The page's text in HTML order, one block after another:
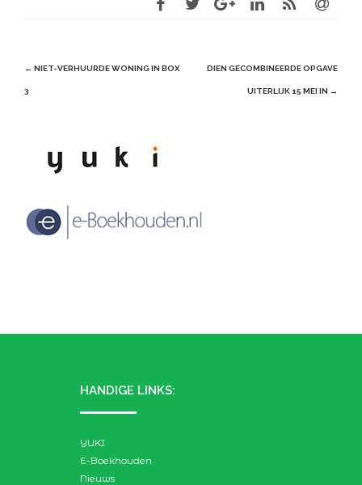
Post
navigation
← NIET-VERHUURDE WONING IN BOX
3
DIEN GECOMBINEERDE OPGAVE
UITERLIJK 15 MEI IN →
HANDIGE LINKS:
YUKI
E-Boekhouden
Nieuws